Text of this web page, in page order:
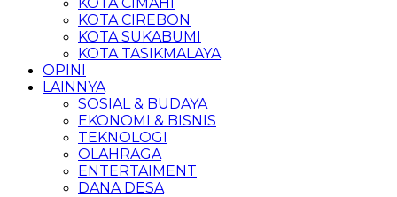
KOTA CIREBON
KOTA SUKABUMI
KOTA TASIKMALAYA
OPINI
LAINNYA
SOSIAL & BUDAYA
EKONOMI & BISNIS
TEKNOLOGI
OLAHRAGA
ENTERTAIMENT
DANA DESA